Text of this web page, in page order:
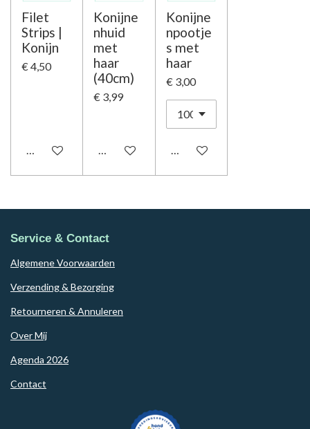
Filet
Strips |
Konijn
€ 4,50
Houd mij op de hoogte
Konijne
nhuid
met
haar
(40cm)
€ 3,99
In winkelwagen
Konijne
npootje
s met
haar
€ 3,00
In winkelwagen
Service & Contact
Algemene Voorwaarden
Verzending & Bezorging
Retourneren & Annuleren
Over Mij
Agenda 2026
Contact